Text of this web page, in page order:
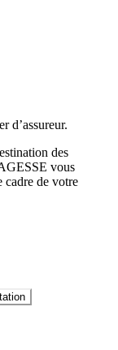
d’assureur.
des
vous
cadre de votre